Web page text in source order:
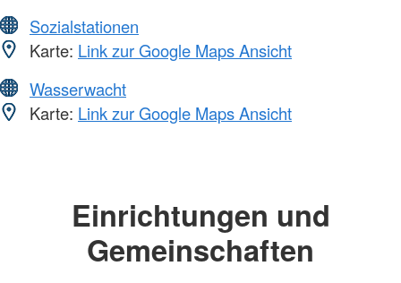
Sozialstationen
Karte: Link zur Google Maps Ansicht
Wasserwacht
Karte: Link zur Google Maps Ansicht
Einrichtungen und
Gemeinschaften